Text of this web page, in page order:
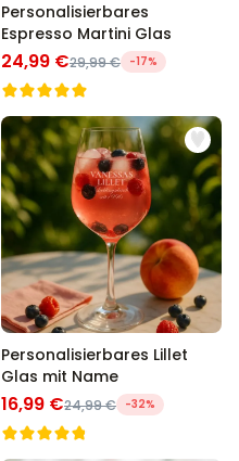
Personalisierbares
Espresso Martini Glas
24,99 €29,99 € -17%
Personalisierbares Lillet
Glas mit Name
16,99 €24,99 € -32%